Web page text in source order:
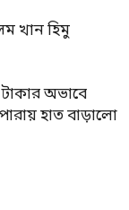
খান হিমু
অভাবে
হাত বাড়ালো